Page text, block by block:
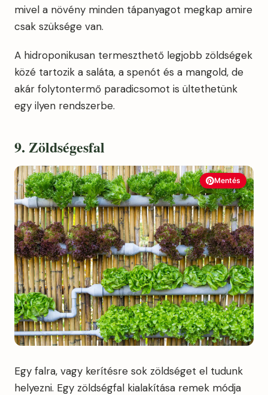
mivel a növény minden tápanyagot megkap amire
csak szüksége van.
A hidroponikusan termeszthető legjobb zöldségek
közé tartozik a saláta, a spenót és a mangold, de
akár folytontermő paradicsomot is ültethetünk
egy ilyen rendszerbe.
9. Zöldségesfal
Mentés
Egy falra, vagy kerítésre sok zöldséget el tudunk
helyezni. Egy zöldségfal kialakítása remek módja